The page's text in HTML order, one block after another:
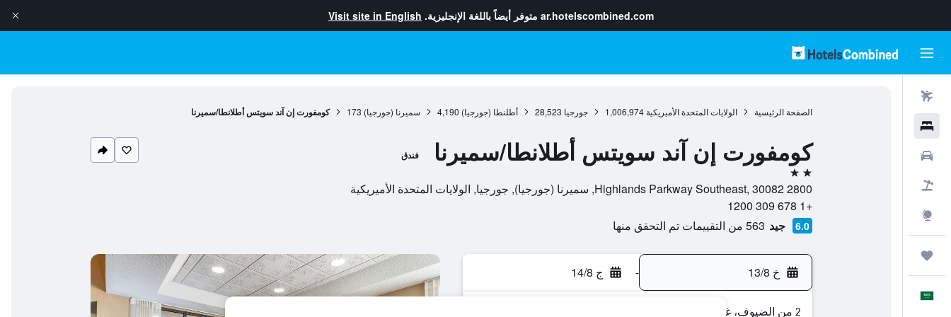
ar.hotelscombined.com متوفر أيضاً باللغة الإنجليزية. Visit site in English
الصفحة الرئيسية الولايات المتحدة الأميريكية 1,006,974 جورجيا 28,523 أطلنطا (جورجيا) 4,190 سميرنا (جورجيا) 173 كومفورت إن آند سويتس أطلانطا/سميرنا
كومفورت إن آند سويتس أطلانطا/سميرنا فندق
2 نجمتين
2800 Highlands Parkway Southeast, 30082, سميرنا (جورجيا), جورجيا, الولايات المتحدة الأميريكية
+1 678 309 1200
6.0 جيد 563 من التقييمات تم التحقق منها
خ 13/8 - ج 14/8
2 من الضيوف، غرفة واحدة